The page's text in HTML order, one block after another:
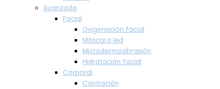
Avanzada
Facial
Oxigenación facial
Máscara led
Microdermoabrasión
Hidratación facial
Corporal
Cavitación